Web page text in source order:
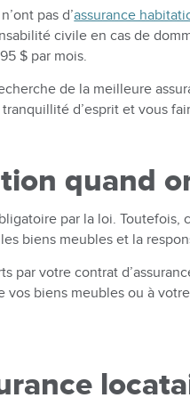
pas d’assurance
civile en cas de
$ par mois.
de la meilleure
d’esprit et vous
quand
par la loi.
biens meubles et la
par votre contrat
vos biens meubles ou à